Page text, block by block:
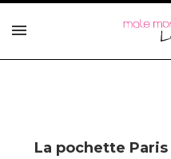
La pochette